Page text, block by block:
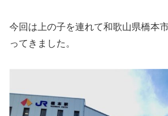
今回は上の子を連れて和歌山県橋本
ってきました。